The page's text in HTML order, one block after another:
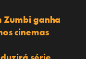
Zumbi ganha
cinemas